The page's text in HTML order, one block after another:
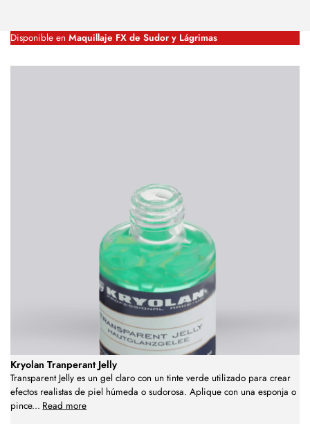
Disponible en Maquillaje FX de Sudor y Lágrimas
Kryolan Tranperant Jelly
Transparent Jelly es un gel claro con un tinte verde utilizado para crear
efectos realistas de piel húmeda o sudorosa. Aplique con una esponja o
pince... Read more